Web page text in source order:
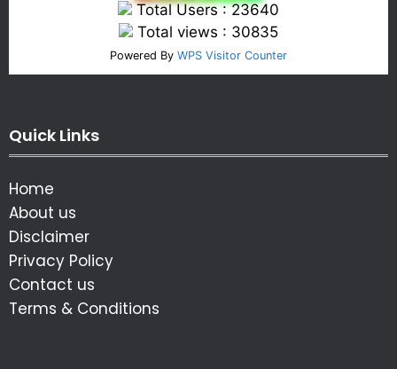
Total Users : 23640
Total views : 30835
Powered By WPS Visitor Counter
Quick Links
Home
About us
Disclaimer
Privacy Policy
Contact us
Terms & Conditions